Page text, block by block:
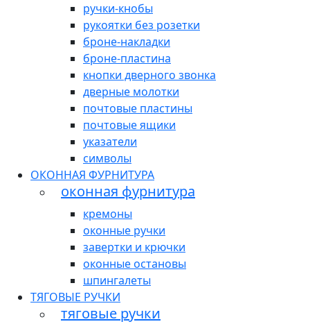
ручки-кнобы
рукоятки без розетки
броне-накладки
броне-пластина
кнопки дверного звонка
дверные молотки
почтовые пластины
почтовые ящики
указатели
символы
ОКОННАЯ ФУРНИТУРА
оконная фурнитура
кремоны
оконные ручки
завертки и крючки
оконные остановы
шпингалеты
ТЯГОВЫЕ РУЧКИ
тяговые ручки